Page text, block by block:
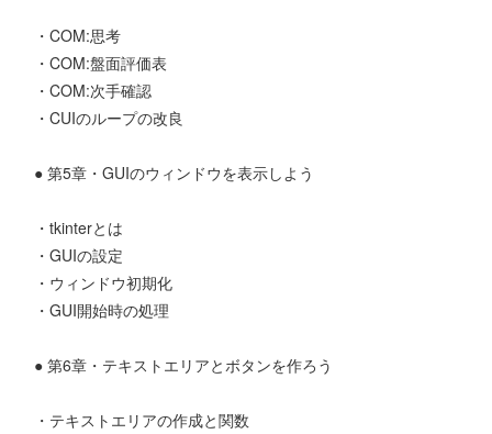
・COM:思考
・COM:盤面評価表
・COM:次手確認
・CUIのループの改良
● 第5章・GUIのウィンドウを表示しよう
・tkinterとは
・GUIの設定
・ウィンドウ初期化
・GUI開始時の処理
● 第6章・テキストエリアとボタンを作ろう
・テキストエリアの作成と関数